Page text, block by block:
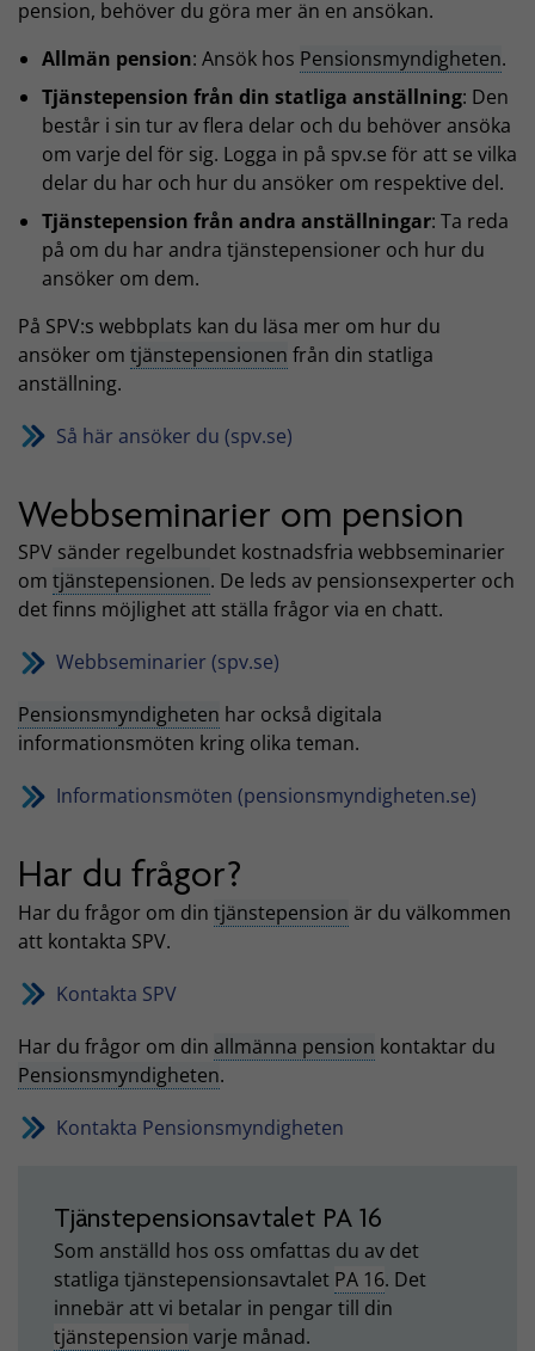
pension, behöver du göra mer än en ansökan.
Allmän pension: Ansök hos Pensionsmyndigheten.
Tjänstepension från din statliga anställning: Den
består i sin tur av flera delar och du behöver ansöka
om varje del för sig. Logga in på spv.se för att se vilka
delar du har och hur du ansöker om respektive del.
Tjänstepension från andra anställningar: Ta reda
på om du har andra tjänstepensioner och hur du
ansöker om dem.
På SPV:s webbplats kan du läsa mer om hur du
ansöker om tjänstepensionen från din statliga
anställning.
Så här ansöker du (spv.se)
Webbseminarier om pension
SPV sänder regelbundet kostnadsfria webbseminarier
om tjänstepensionen. De leds av pensionsexperter och
det finns möjlighet att ställa frågor via en chatt.
Webbseminarier (spv.se)
Pensionsmyndigheten har också digitala
informationsmöten kring olika teman.
Informationsmöten (pensionsmyndigheten.se)
Har du frågor?
Har du frågor om din tjänstepension är du välkommen
att kontakta SPV.
Kontakta SPV
Har du frågor om din allmänna pension kontaktar du
Pensionsmyndigheten.
Kontakta Pensionsmyndigheten
Tjänstepensionsavtalet PA 16
Som anställd hos oss omfattas du av det
statliga tjänstepensionsavtalet PA 16. Det
innebär att vi betalar in pengar till din
tjänstepension varje månad.